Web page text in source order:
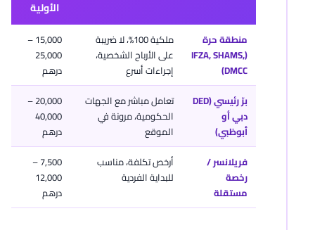
الأولية
منطقة حرة
(IFZA, SHAMS,
DMCC)
ملكية 100%، لا ضريبة
على الأرباح الشخصية،
إجراءات أسرع
15,000 –
25,000
درهم
برّ رئيسي (DED
دبي أو
أبوظبي)
تعامل مباشر مع الجهات
الحكومية، مرونة في
الموقع
20,000 –
40,000
درهم
فريلانسر /
رخصة
مستقلة
أرخص تكلفة، مناسب
للبداية الفردية
7,500 –
12,000
درهم